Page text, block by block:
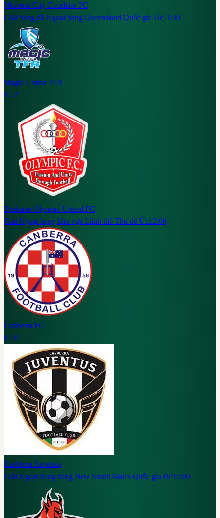
Moreton City Excelsior FC
Giải bóng đá Ngoại hạng Queensland Quốc gia Úc11:30
Magic United TFA
0 : 2
Brisbane Olympic United FC
Giải Ngoại hạng khu vực Lãnh thổ Thủ đô Úc12:00
Canberra FC
0 : 0
Canberra Juventus
Giải Ngoại hạng bang New South Wales Quốc gia Úc12:00